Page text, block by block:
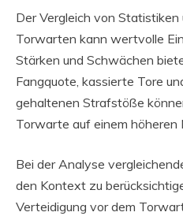
Der Vergleich von
Torwarten kann wertvolle
Stärken und Schwächen
Fangquote, kassierte Tore
gehaltenen Strafstöße
Torwarte auf einem höheren
Bei der Analyse
den Kontext zu
Verteidigung vor dem